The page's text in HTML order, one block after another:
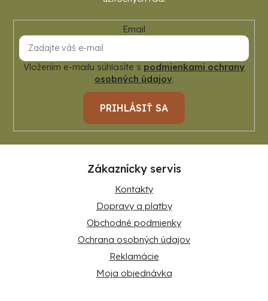
Email
Vložením e-mailu súhlasíte s podmienkami ochrany
osobných údajov.
PRIHLÁSIŤ SA
Zákaznícky servis
Kontakty
Dopravy a platby
Obchodné podmienky
Ochrana osobných údajov
Reklamácie
Moja objednávka